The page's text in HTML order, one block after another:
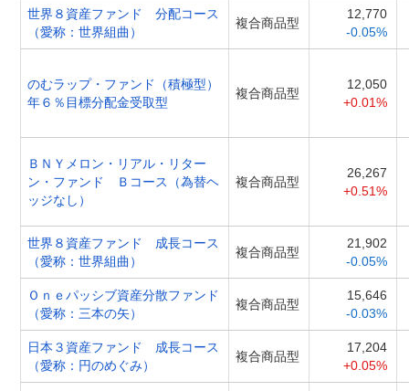
世界８資産ファンド 分配コース
（愛称：世界組曲）
複合商品型
12,770
-0.05%
のむラップ・ファンド（積極型）
年６％目標分配金受取型
複合商品型
12,050
+0.01%
ＢＮＹメロン・リアル・リター
ン・ファンド Ｂコース（為替ヘ
ッジなし）
複合商品型
26,267
+0.51%
世界８資産ファンド 成長コース
（愛称：世界組曲）
複合商品型
21,902
-0.05%
Ｏｎｅパッシブ資産分散ファンド
（愛称：三本の矢）
複合商品型
15,646
-0.03%
日本３資産ファンド 成長コース
（愛称：円のめぐみ）
複合商品型
17,204
+0.05%